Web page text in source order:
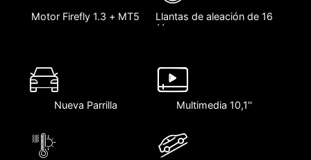
Motor Firefly 1.3 + MT5
Llantas de aleación de 16
´´
Nueva Parrilla Multimedia 10,1''